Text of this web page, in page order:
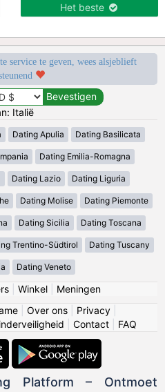
Het beste
service te geven, wees alsjeblieft
Italië
Dating Apulia Dating Basilicata
Dating Emilia-Romagna
Dating Lazio Dating Liguria
Dating Molise Dating Piemonte
Dating Sicilia Dating Toscana
Trentino-Südtirol Dating Tuscany
Dating Veneto
| Winkel| Meningen
Over ons Privacy
Contact FAQ
Platform – Ontmoet